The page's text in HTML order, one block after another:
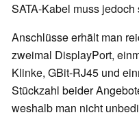
SATA-Kabel muss
Anschlüsse erhält man
zweimal DisplayPort,
Klinke, GBit-RJ45 und
Stückzahl beider
weshalb man nicht